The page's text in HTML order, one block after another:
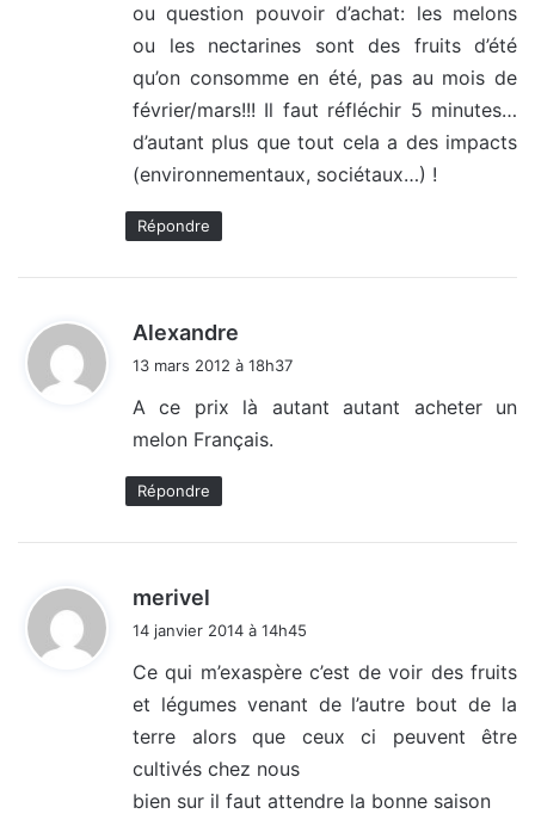
ou question pouvoir d’achat: les melons
ou les nectarines sont des fruits d’été
qu’on consomme en été, pas au mois de
février/mars!!! Il faut réfléchir 5 minutes…
d’autant plus que tout cela a des impacts
(environnementaux, sociétaux…) !
Répondre
Alexandre
i
:
13 mars 2012 à 18h37
A ce prix là autant autant acheter un
melon Français.
Répondre
merivel
i
:
14 janvier 2014 à 14h45
Ce qui m’exaspère c’est de voir des fruits
et légumes venant de l’autre bout de la
terre alors que ceux ci peuvent être
cultivés chez nous
bien sur il faut attendre la bonne saison